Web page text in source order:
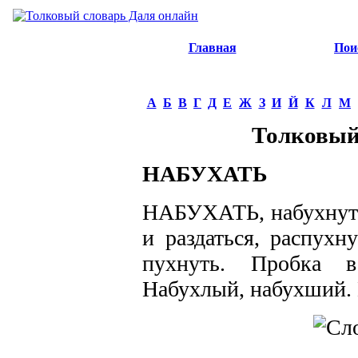
Главная
А Б В Г Д Е Ж З И Й К Л М
НАБУХАТЬ
НАБУХАТЬ,
и раздаться,
пухнуть. Пробка в
Набухлый, набухший.